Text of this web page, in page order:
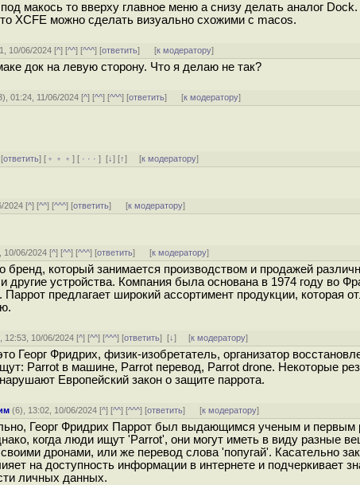
макось то вверху главное меню а снизу делать аналог Dock.
XCFE можно сделать визуально схожими с macos.
10/06/2024 [^] [^^] [^^^] [ответить] [к модератору]
док на левую сторону. Что я делаю не так?
), 01:24, 11/06/2024 [^] [^^] [^^^] [ответить] [к модератору]
ответить] [ ﹢﹢﹢] [ · · ·][↓] [↑] [к модератору]
2024 [^] [^^] [^^^] [ответить] [к модератору]
10/06/2024 [^] [^^] [^^^] [ответить] [к модератору]
бренд, который занимается производством и продажей
другие устройства. Компания была основана в 1974 году во
Паррот предлагает широкий ассортимент продукции, которая
12:53, 10/06/2024 [^] [^^] [^^^] [ответить][↓] [к модератору]
Георг Фридрих, физик-изобретатель, организатор
Parrot в машине, Parrot перевод, Parrot drone. Некоторые
Европейский закон о защите паррота.
(6), 13:02, 10/06/2024 [^] [^^] [^^^] [ответить] [к модератору]
Георг Фридрих Паррот был выдающимся ученым и первым
когда люди ищут 'Parrot', они могут иметь в виду разные
дронами, или же перевод слова 'попугай'. Касательно
на доступность информации в интернете и подчеркивает
личных данных.